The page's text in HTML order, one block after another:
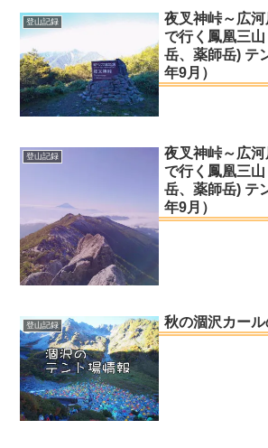
登山記録
夜叉神峠～広
で行く鳳凰三
岳、薬師岳) テ
年9月）
登山記録
夜叉神峠～広
で行く鳳凰三
岳、薬師岳) テ
年9月）
登山記録 秋の涸沢カー